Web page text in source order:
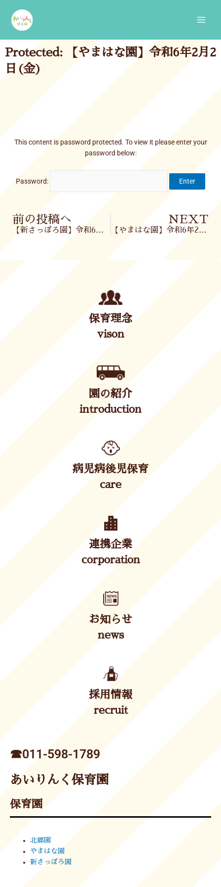
content
Protected: 【やまはな園】令和6年2月2
日(金)
This content is password protected. To view it please enter your
password below:
Password:
Prev
前の投稿へ
【新さっぽろ園】令和6年2月2日(金)
NEXT
【やまはな園】令和6年2月5日(月)
保育理念
vison
園の紹介
introduction
病児病後児保育
care
連携企業
corporation
お知らせ
news
採用情報
recruit
☎︎011-598-1789
あいりんく保育園
保育園
北郷園
やまはな園
新さっぽろ園